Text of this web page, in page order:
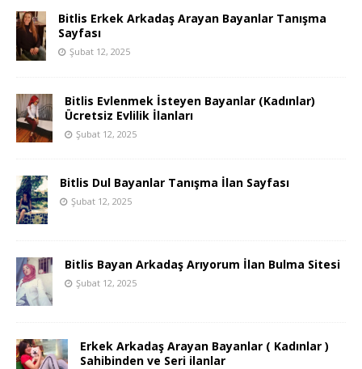
Bitlis Erkek Arkadaş Arayan Bayanlar Tanışma
Sayfası
Şubat 12, 2025
Bitlis Evlenmek İsteyen Bayanlar (Kadınlar)
Ücretsiz Evlilik İlanları
Şubat 12, 2025
Bitlis Dul Bayanlar Tanışma İlan Sayfası
Şubat 12, 2025
Bitlis Bayan Arkadaş Arıyorum İlan Bulma Sitesi
Şubat 12, 2025
Erkek Arkadaş Arayan Bayanlar ( Kadınlar )
Sahibinden ve Seri ilanlar